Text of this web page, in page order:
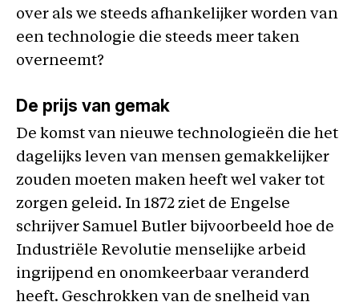
over als we steeds afhankelijker worden van
een technologie die steeds meer taken
overneemt?
De prijs van gemak
De komst van nieuwe technologieën die het
dagelijks leven van mensen gemakkelijker
zouden moeten maken heeft wel vaker tot
zorgen geleid. In 1872 ziet de Engelse
schrijver Samuel Butler bijvoorbeeld hoe de
Industriële Revolutie menselijke arbeid
ingrijpend en onomkeerbaar veranderd
heeft. Geschrokken van de snelheid van